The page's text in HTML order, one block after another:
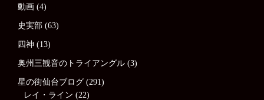
動画 (4)
史実部 (63)
四神 (13)
奥州三観音のトライアングル (3)
星の街仙台ブログ (291)
レイ・ライン (22)